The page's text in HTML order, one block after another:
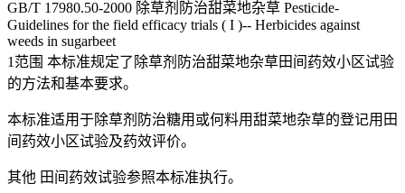
GB/T 17980.50-2000 除草剂防治甜菜地杂草 Pesticide-
Guidelines for the field efficacy trials ( I )-- Herbicides against
weeds in sugarbeet
1范围 本标准规定了除草剂防治甜菜地杂草田间药效小区试验
的方法和基本要求。
本标准适用于除草剂防治糖用或何料用甜菜地杂草的登记用田
间药效小区试验及药效评价。
其他 田间药效试验参照本标准执行。